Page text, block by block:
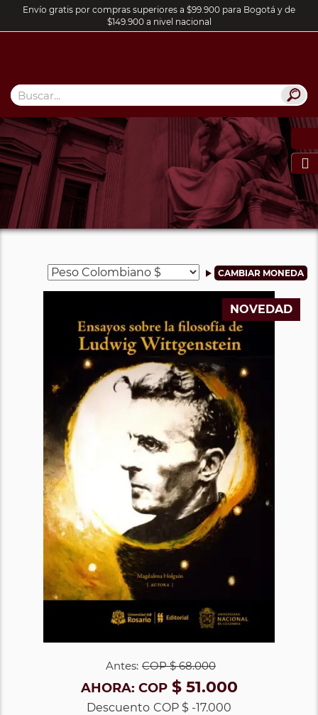
Envío gratis por compras superiores a $99.900 para Bogotá y de
$149.900 a nivel nacional

NOVEDAD
Antes: COP$ 68.000
AHORA: COP$ 51.000
Descuento COP $ -17.000